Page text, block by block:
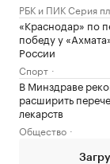
РБК и ПИК Серия
«Краснодар» по
победу у
России
Спорт
В Минздраве
расширить
лекарств
Общество